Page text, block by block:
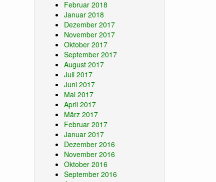
Februar 2018
Januar 2018
Dezember 2017
November 2017
Oktober 2017
September 2017
August 2017
Juli 2017
Juni 2017
Mai 2017
April 2017
März 2017
Februar 2017
Januar 2017
Dezember 2016
November 2016
Oktober 2016
September 2016